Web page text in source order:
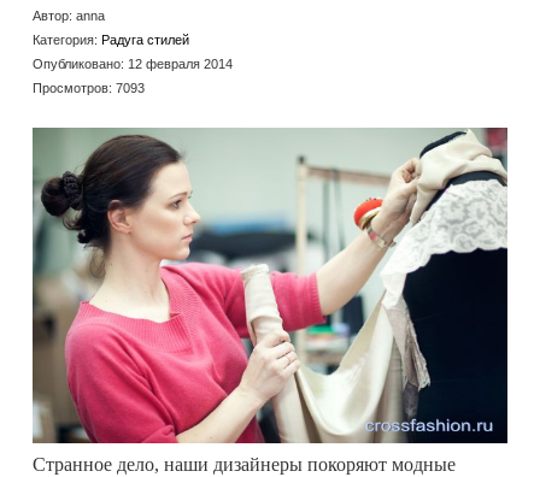
Автор: anna
Категория: Радуга стилей
Опубликовано: 12 февраля 2014
Просмотров: 7093
Странное дело, наши дизайнеры покоряют модные